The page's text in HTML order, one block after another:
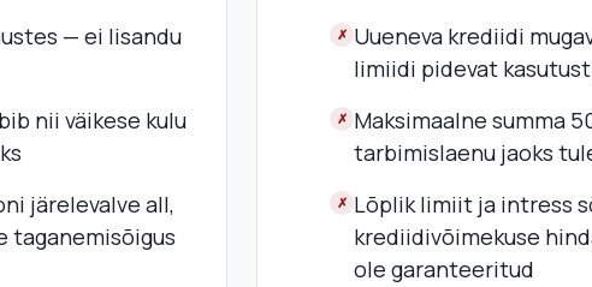
— ei lisandu
nii väikese kulu
järelevalve all,
taganemisõigus
✗ Uueneva krediidi
limiidi pidevat
✗ Maksimaalne summa
tarbimislaenu jaoks
✗ Lõplik limiit ja intress
krediidivõimekuse
ole garanteeritud